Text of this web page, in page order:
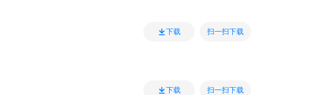
下载 扫一扫下载
下载 扫一扫下载